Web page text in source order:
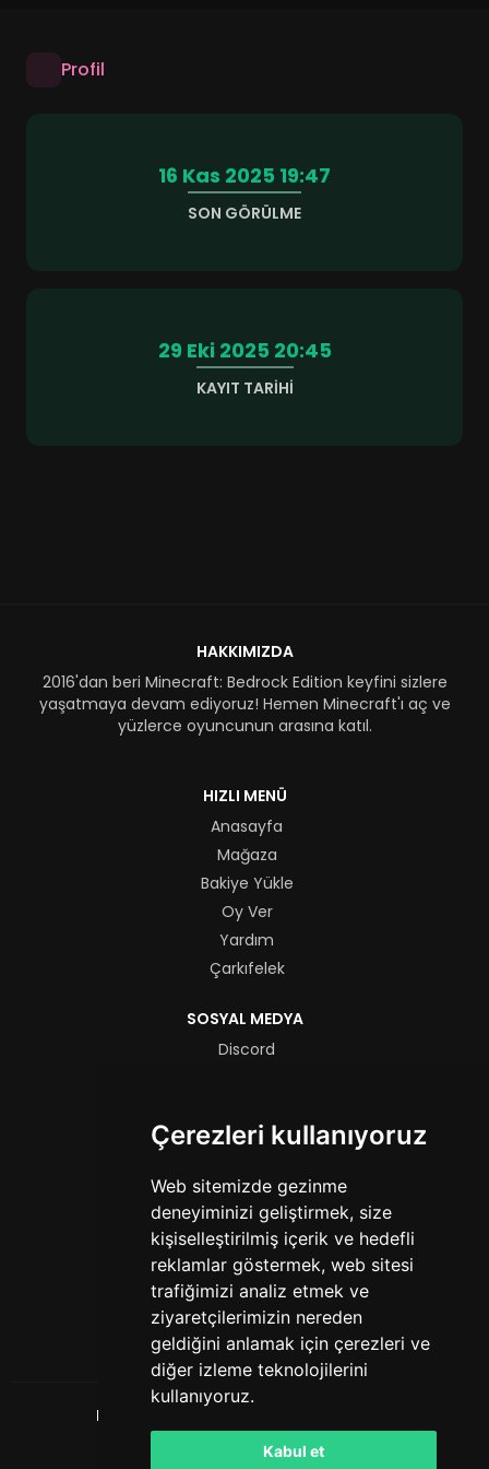
Çerezleri kullanıyoruz
Web sitemizde gezinme
deneyiminizi geliştirmek, size
kişiselleştirilmiş içerik ve hedefli
reklamlar göstermek, web sitesi
trafiğimizi analiz etmek ve
ziyaretçilerimizin nereden
geldiğini anlamak için çerezleri ve
diğer izleme teknolojilerini
kullanıyoruz.
Kabul et
Profil
16 Kas 2025 19:47
SON GÖRÜLME
29 Eki 2025 20:45
KAYIT TARIHI
HAKKIMIZDA
2016'dan beri Minecraft: Bedrock Edition keyfini sizlere
yaşatmaya devam ediyoruz! Hemen Minecraft'ı aç ve
yüzlerce oyuncunun arasına katıl.
HIZLI MENÜ
Anasayfa
Mağaza
Bakiye Yükle
Oy Ver
Yardım
Çarkıfelek
SOSYAL MEDYA
Discord
YouTube
YASAL
Hizmet Şartları
Gizlilik Politikası
FORMLAR
Yetkili Başvurusu
HashCube
Powered byLeaderOS